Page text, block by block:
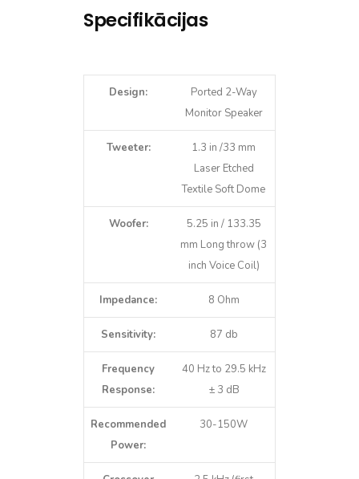
Specifikācijas
Design:
Ported 2-Way
Monitor Speaker
Tweeter:
1.3 in /33 mm
Laser Etched
Textile Soft Dome
Woofer:
5.25 in / 133.35
mm Long throw (3
inch Voice Coil)
Impedance: 8 Ohm
Sensitivity: 87 db
Frequency
Response:
40 Hz to 29.5 kHz
± 3 dB
Recommended
Power:
30-150W